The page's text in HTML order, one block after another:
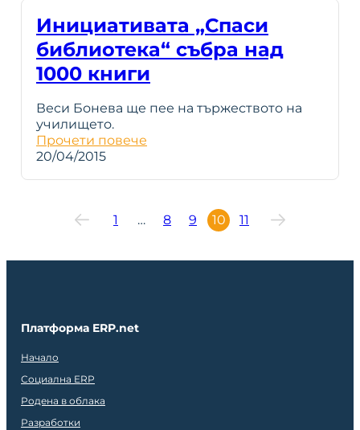
Инициативата „Спаси
библиотека“ събра над
1000 книги
Веси Бонева ще пее на тържеството на
училището.
Прочети повече
20/04/2015
1 … 8 9 10 11
Платформа ERP.net
Начало
Социална ERP
Родена в облака
Разработки